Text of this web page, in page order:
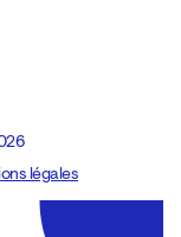
légales